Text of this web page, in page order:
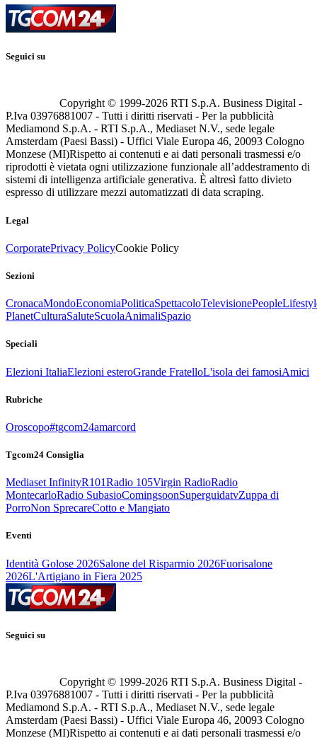
Seguici su
Copyright © 1999-2026 RTI S.p.A. Business Digital -
P.Iva 03976881007 - Tutti i diritti riservati - Per la pubblicità
Mediamond S.p.A. - RTI S.p.A., Mediaset N.V., sede legale
Amsterdam (Paesi Bassi) - Uffici Viale Europa 46, 20093 Cologno
Monzese (MI)Rispetto ai contenuti e ai dati personali trasmessi e/o
riprodotti è vietata ogni utilizzazione funzionale all’addestramento di
sistemi di intelligenza artificiale generativa. È altresì fatto divieto
espresso di utilizzare mezzi automatizzati di data scraping.
Legal
CorporatePrivacy PolicyCookie Policy
Sezioni
CronacaMondoEconomiaPoliticaSpettacoloTelevisionePeople
PlanetCulturaSaluteScuolaAnimaliSpazio
Speciali
Elezioni ItaliaElezioni esteroGrande FratelloL'isola dei famosiAmici
Rubriche
Oroscopo#tgcom24amarcord
Tgcom24 Consiglia
Mediaset InfinityR101Radio 105Virgin RadioRadio
MontecarloRadio SubasioComingsoonSuperguidatvZuppa di
PorroNon SprecareCotto e Mangiato
Eventi
Identità Golose 2026Salone del Risparmio 2026Fuorisalone
2026L'Artigiano in Fiera 2025
Seguici su
Copyright © 1999-2026 RTI S.p.A. Business Digital -
P.Iva 03976881007 - Tutti i diritti riservati - Per la pubblicità
Mediamond S.p.A. - RTI S.p.A., Mediaset N.V., sede legale
Amsterdam (Paesi Bassi) - Uffici Viale Europa 46, 20093 Cologno
Monzese (MI)Rispetto ai contenuti e ai dati personali trasmessi e/o